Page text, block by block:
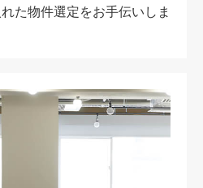
た物件選定をお手伝いしま